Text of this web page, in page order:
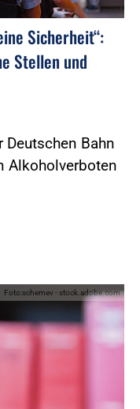
Sicherheit“:
Stellen und
Deutschen Bahn
Alkoholverboten
Foto:schemev - stock.adobe.com